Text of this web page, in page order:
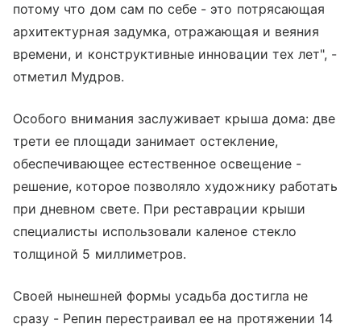
потому что дом сам по себе - это потрясающая
архитектурная задумка, отражающая и веяния
времени, и конструктивные инновации тех лет", -
отметил Мудров.
Особого внимания заслуживает крыша дома: две
трети ее площади занимает остекление,
обеспечивающее естественное освещение -
решение, которое позволяло художнику работать
при дневном свете. При реставрации крыши
специалисты использовали каленое стекло
толщиной 5 миллиметров.
Своей нынешней формы усадьба достигла не
сразу - Репин перестраивал ее на протяжении 14